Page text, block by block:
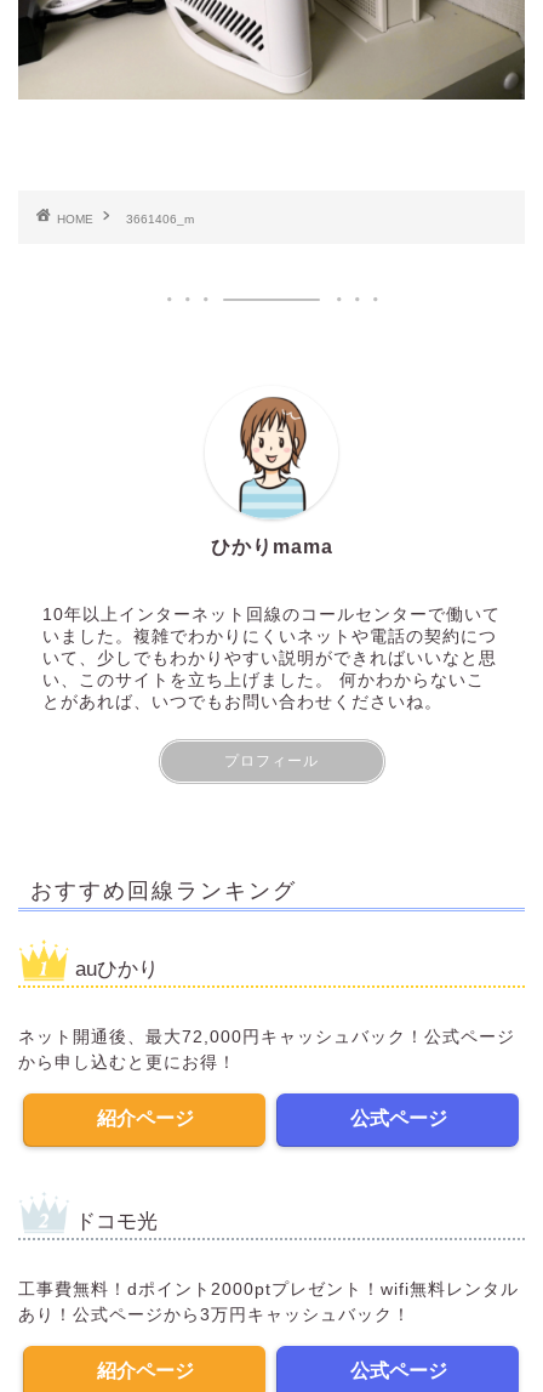
HOME 3661406_m
ひかりmama
10年以上インターネット回線のコールセンターで働いて
いました。複雑でわかりにくいネットや電話の契約につ
いて、少しでもわかりやすい説明ができればいいなと思
い、このサイトを立ち上げました。 何かわからないこ
とがあれば、いつでもお問い合わせくださいね。
プロフィール
おすすめ回線ランキング
auひかり
ネット開通後、最大72,000円キャッシュバック！公式ページ
から申し込むと更にお得！
紹介ページ 公式ページ
ドコモ光
工事費無料！dポイント2000ptプレゼント！wifi無料レンタル
あり！公式ページから3万円キャッシュバック！
紹介ページ 公式ページ